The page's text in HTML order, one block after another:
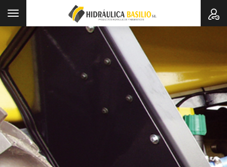
Toggle
navigation